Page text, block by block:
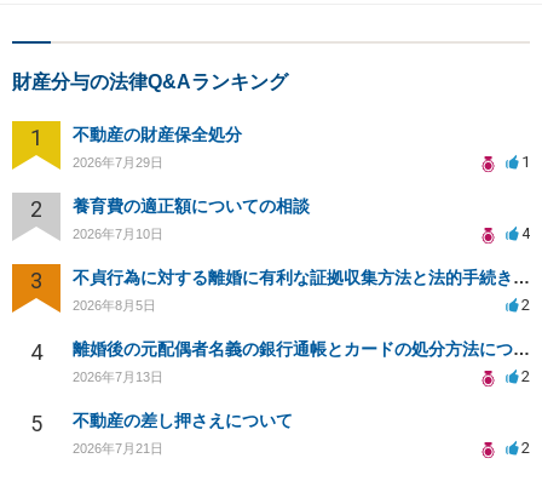
財産分与の法律Q&Aランキング
1 不動産の財産保全処分
2026年7月29日 1
2 養育費の適正額についての相談
2026年7月10日 4
3 不貞行為に対する離婚に有利な証拠収集方法と法的手続きについて
2026年8月5日 2
4 離婚後の元配偶者名義の銀行通帳とカードの処分方法について
2026年7月13日 2
5 不動産の差し押さえについて
2026年7月21日 2